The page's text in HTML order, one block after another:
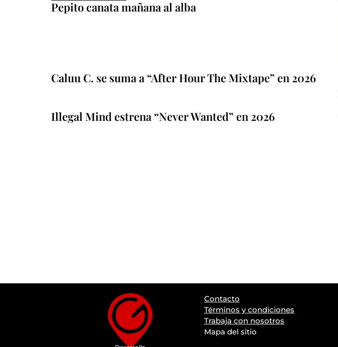
Pepito canata mañana al alba
Caluu C. se suma a “After Hour The Mixtape” en 2026
Illegal Mind estrena “Never Wanted” en 2026
Contacto
Términos y condiciones
Trabaja con nosotros
Mapa del sitio